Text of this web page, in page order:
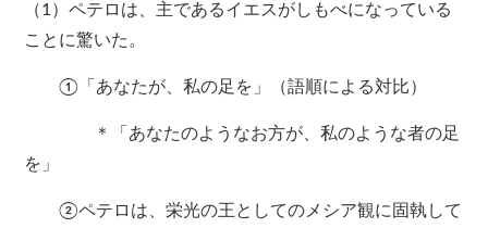
（1）ペテロは、主であるイエスがしもべになっている
ことに驚いた。
①「あなたが、私の足を」（語順による対比）
＊「あなたのようなお方が、私のような者の足
を」
②ペテロは、栄光の王としてのメシア観に固執して